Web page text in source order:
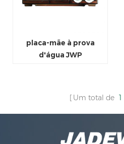
placa-mãe à prova
d'água JWP
Um total de 1